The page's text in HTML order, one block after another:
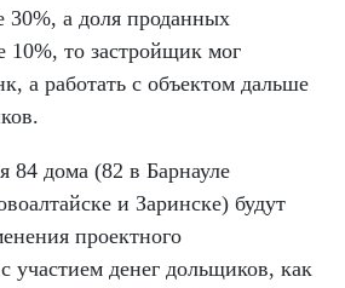
30%, а доля проданных
то застройщик мог
, а работать с объектом дальше
84 дома (82 в Барнауле
и Заринске) будут
проектного
участием денег дольщиков, как